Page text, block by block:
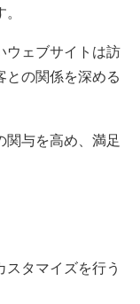
ウェブサイトは訪
との関係を深める
関与を高め、満足
スタマイズを行う